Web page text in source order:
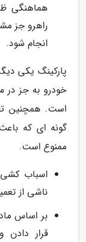
هماهنگی
راهرو جز
انجام شود.
پارکینگ یکی
خودرو به جز
است. همچنین
گونه ای که
ممنوع است.
اسباب
ناشی از
قرار